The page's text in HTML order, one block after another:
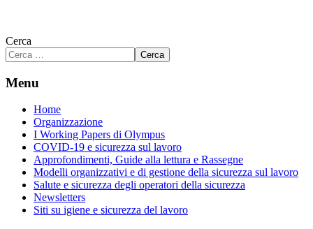
Cerca
Cerca
Menu
Home
Organizzazione
I Working Papers di Olympus
COVID-19 e sicurezza sul lavoro
Approfondimenti, Guide alla lettura e Rassegne
Modelli organizzativi e di gestione della sicurezza sul lavoro
Salute e sicurezza degli operatori della sicurezza
Newsletters
Siti su igiene e sicurezza del lavoro